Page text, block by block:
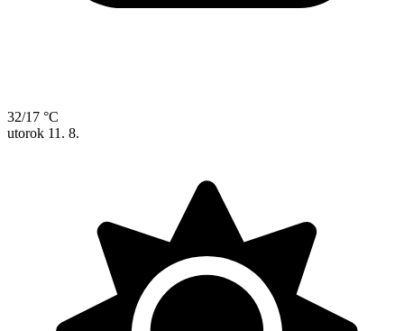
32/17 °C
utorok 11. 8.